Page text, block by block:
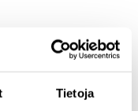
Tietoja